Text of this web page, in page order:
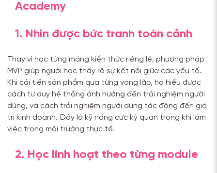
Academy
1. Nhìn được bức tranh toàn cảnh
Thay vì học từng mảng kiến thức riêng lẻ, phương pháp
MVP giúp người học thấy rõ sự kết nối giữa các yếu tố.
Khi cải tiến sản phẩm qua từng vòng lặp, họ hiểu được
cách tư duy hệ thống ảnh hưởng đến trải nghiệm người
dùng, và cách trải nghiệm người dùng tác động đến giá
trị kinh doanh. Đây là kỹ năng cực kỳ quan trọng khi làm
việc trong môi trường thực tế.
2. Học linh hoạt theo từng module